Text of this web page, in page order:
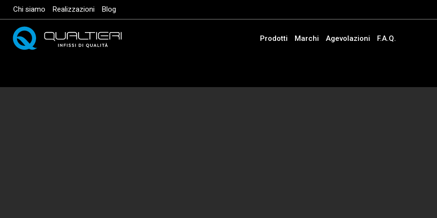
al
contenuto
principale
Chi siamo Realizzazioni Blog
Prodotti Marchi Agevolazioni F.A.Q.